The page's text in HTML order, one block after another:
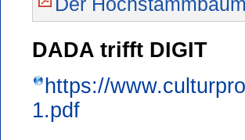
DADA trifft DIGIT
https://
1.pdf